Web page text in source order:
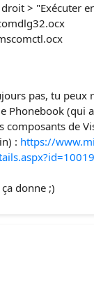
> "Exécuter
pas, tu peux
Phonebook (qui
composants de
: https://
donne ;)